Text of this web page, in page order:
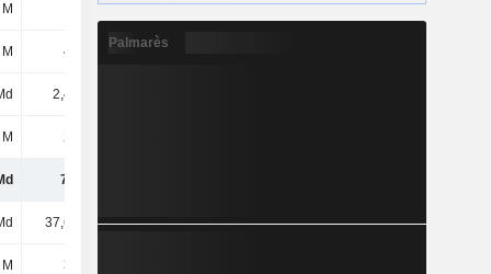
105 M 233 M 144 M
473 M 720 M
2,49 Md
252 M
7,4 Md
37,62 Md 66,28 Md 61,98 Md
363 M
Palmarès